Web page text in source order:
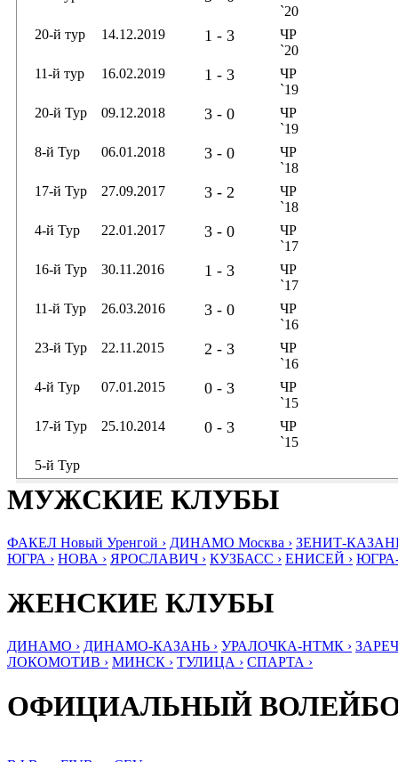
`20
20-й тур
14.12.2019 1 - 3
ЧР
`20
11-й тур
16.02.2019 1 - 3
ЧР
`19
20-й Тур
09.12.2018 3 - 0
ЧР
`19
8-й Тур
06.01.2018 3 - 0
ЧР
`18
17-й Тур
27.09.2017 3 - 2
ЧР
`18
4-й Тур
22.01.2017 3 - 0
ЧР
`17
16-й Тур
30.11.2016 1 - 3
ЧР
`17
11-й Тур
26.03.2016 3 - 0
ЧР
`16
23-й Тур
22.11.2015 2 - 3
ЧР
`16
4-й Тур
07.01.2015 0 - 3
ЧР
`15
17-й Тур
25.10.2014 0 - 3
ЧР
`15
5-й Тур
МУЖСКИЕ КЛУБЫ
ФАКЕЛ Новый Уренгой › ДИНАМО Москва › ЗЕНИТ-
ЮГРА › НОВА › ЯРОСЛАВИЧ › КУЗБАСС › ЕНИСЕЙ ›
ЖЕНСКИЕ КЛУБЫ
ДИНАМО › ДИНАМО-КАЗАНЬ › УРАЛОЧКА-НТМК ›
ЛОКОМОТИВ › МИНСК › ТУЛИЦА › СПАРТА ›
ОФИЦИАЛЬНЫЙ